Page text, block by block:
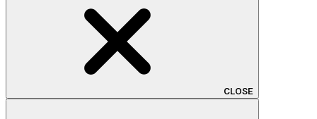
CLOSE